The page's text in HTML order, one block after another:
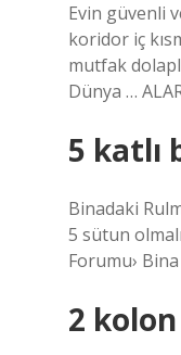
Evin güvenli
koridor iç
mutfak
Dünya …
5 katlı
Binadaki
5 sütun
Forumu›
2